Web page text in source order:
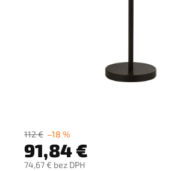
112 € –18 %
91,84 €
74,67 € bez DPH